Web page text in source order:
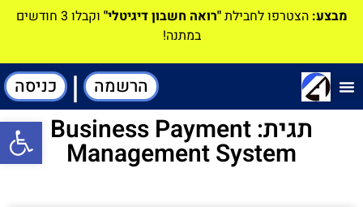
מבצע: הצטרפו לחבילת"רואה חשבון דיגיטלי"
וקבלו 3 חודשים
במתנה!
הרשמה | כניסה
תגית: Business Payment
Management System
פתח